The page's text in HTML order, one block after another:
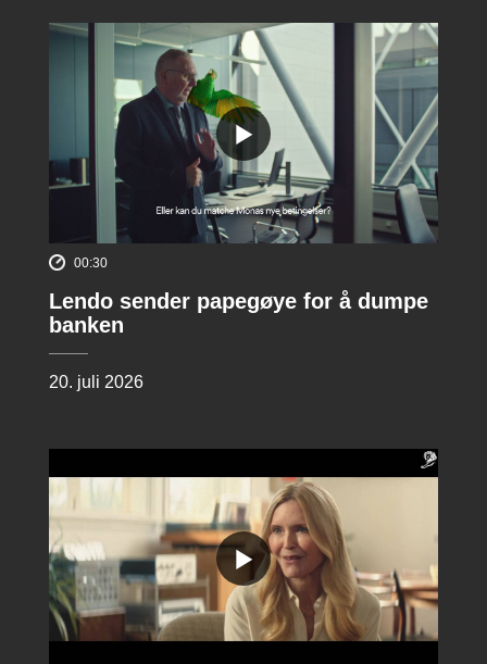
00:30
Lendo sender papegøye for å dumpe
banken
20. juli 2026